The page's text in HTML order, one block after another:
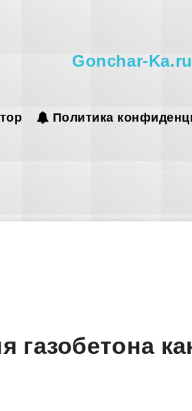
Gonchar-Ka.ru
Политика
газобетона